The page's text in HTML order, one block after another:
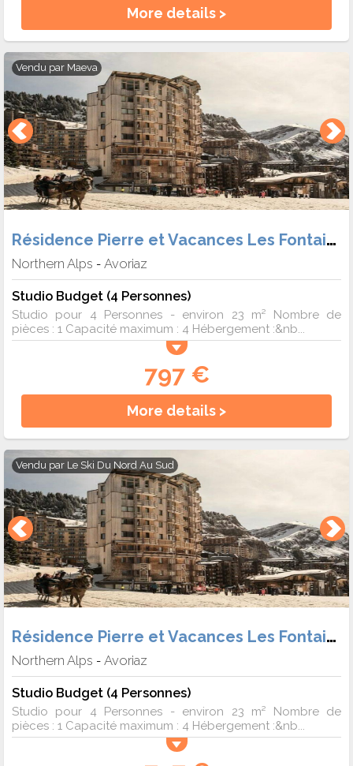
More details >
Vendu par Maeva
Résidence Pierre et Vacances Les Fontaines Blanches
Northern Alps - Avoriaz
Studio Budget (4 Personnes)
Studio pour 4 Personnes - environ 23 m² Nombre de
pièces : 1 Capacité maximum : 4 Hébergement :&nb...
797 €
More details >
Vendu par Le Ski Du Nord Au Sud
Résidence Pierre et Vacances Les Fontaines Blanches
Northern Alps - Avoriaz
Studio Budget (4 Personnes)
Studio pour 4 Personnes - environ 23 m² Nombre de
pièces : 1 Capacité maximum : 4 Hébergement :&nb...